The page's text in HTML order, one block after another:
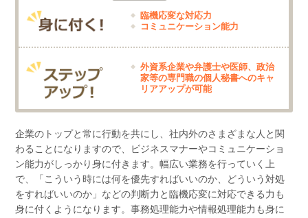
臨機応変な対応力
コミュニケーション能力
外資系企業や弁護士や医師、政治
家等の専門職の個人秘書へのキャ
リアアップが可能
企業のトップと常に行動を共にし、社内外のさまざまな人と関
わることになりますので、ビジネスマナーやコミュニケーショ
ン能力がしっかり身に付きます。幅広い業務を行っていく上
で、「こういう時には何を優先すればいいのか、どういう対処
をすればいいのか」などの判断力と臨機応変に対応できる力も
身に付くようになります。事務処理能力や情報処理能力も身に